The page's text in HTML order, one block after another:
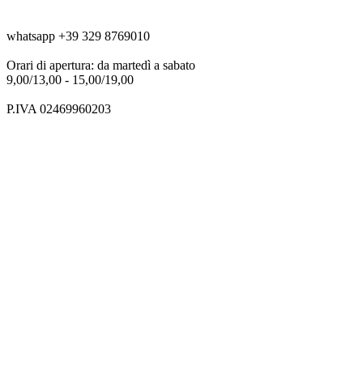
whatsapp +39 329 8769010
Orari di apertura: da martedì a sabato
9,00/13,00 - 15,00/19,00
P.IVA 02469960203